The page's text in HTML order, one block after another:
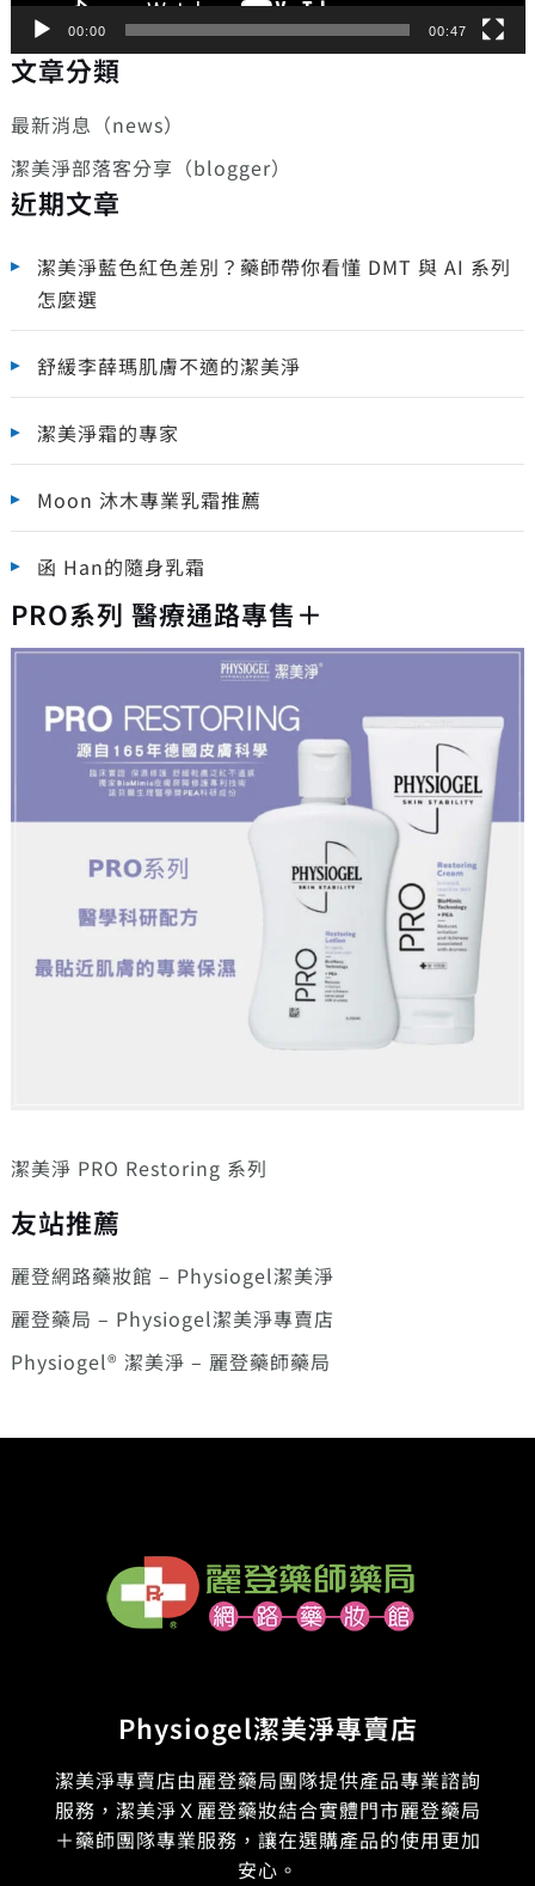
00:00 00:47
文章分類
最新消息（news）
潔美淨部落客分享（blogger）
近期文章
潔美淨藍色紅色差別？藥師帶你看懂 DMT 與 AI 系列
怎麼選
舒緩李薛瑪肌膚不適的潔美淨
潔美淨霜的專家
Moon 沐木專業乳霜推薦
函 Han的隨身乳霜
PRO系列 醫療通路專售＋
潔美淨 PRO Restoring 系列
友站推薦
麗登網路藥妝館 – Physiogel潔美淨
麗登藥局 – Physiogel潔美淨專賣店
Physiogel® 潔美淨 – 麗登藥師藥局
Physiogel潔美淨專賣店
潔美淨專賣店由麗登藥局團隊提供產品專業諮詢
服務，潔美淨Ｘ麗登藥妝結合實體門市麗登藥局
＋藥師團隊專業服務，讓在選購產品的使用更加
安心。